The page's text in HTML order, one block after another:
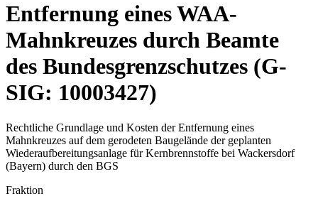
Entfernung eines WAA-
Mahnkreuzes durch Beamte
des Bundesgrenzschutzes (G-
SIG: 10003427)
Rechtliche Grundlage und Kosten der Entfernung eines
Mahnkreuzes auf dem gerodeten Baugelände der geplanten
Wiederaufbereitungsanlage für Kernbrennstoffe bei Wackersdorf
(Bayern) durch den BGS
Fraktion